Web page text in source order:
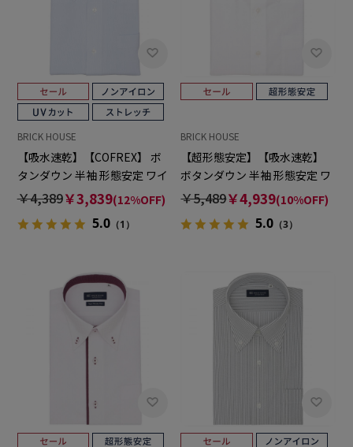
BRICK HOUSE
【吸水速乾】【COFREX】 ボ
タンダウン 半袖 形態安定 ワイ
シャツ
￥4,389￥3,839(12%OFF)
5.0（1）
BRICK HOUSE
【超形態安定】【吸水速乾】
ボタンダウン 半袖 形態安定 ワ
イシャツ
￥5,489￥4,939(10%OFF)
5.0 （3）